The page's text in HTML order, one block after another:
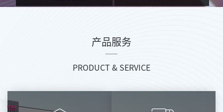
产品服务
PRODUCT & SERVICE